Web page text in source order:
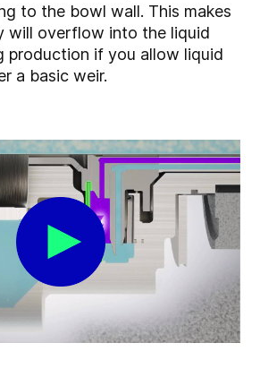
to the bowl wall. This makes
will overflow into the liquid
production if you allow liquid
a basic weir.